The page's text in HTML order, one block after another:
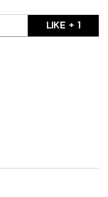
LIKE + 1